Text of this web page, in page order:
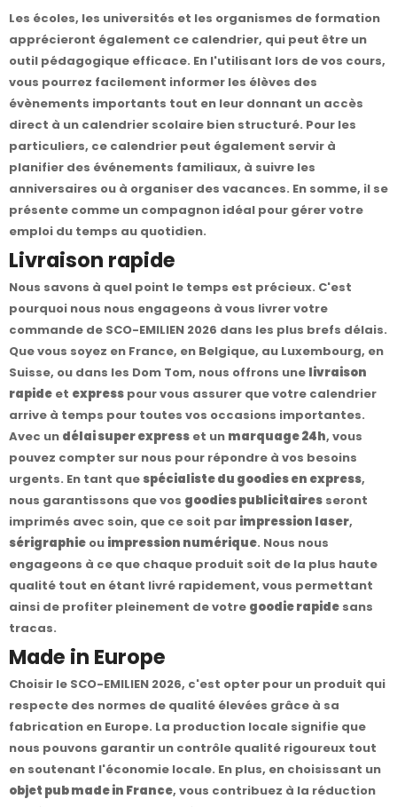
Les écoles, les universités et les organismes de formation
apprécieront également ce calendrier, qui peut être un
outil pédagogique efficace. En l'utilisant lors de vos cours,
vous pourrez facilement informer les élèves des
évènements importants tout en leur donnant un accès
direct à un calendrier scolaire bien structuré. Pour les
particuliers, ce calendrier peut également servir à
planifier des événements familiaux, à suivre les
anniversaires ou à organiser des vacances. En somme, il se
présente comme un compagnon idéal pour gérer votre
emploi du temps au quotidien.
Livraison rapide
Nous savons à quel point le temps est précieux. C'est
pourquoi nous nous engageons à vous livrer votre
commande de SCO-EMILIEN 2026 dans les plus brefs délais.
Que vous soyez en France, en Belgique, au Luxembourg, en
Suisse, ou dans les Dom Tom, nous offrons une livraison
rapide et express pour vous assurer que votre calendrier
arrive à temps pour toutes vos occasions importantes.
Avec un délai super express et un marquage 24h, vous
pouvez compter sur nous pour répondre à vos besoins
urgents. En tant quespécialiste du goodies en express,
nous garantissons que vos goodies publicitaires seront
imprimés avec soin, que ce soit par impression laser,
sérigraphie ou impression numérique. Nous nous
engageons à ce que chaque produit soit de la plus haute
qualité tout en étant livré rapidement, vous permettant
ainsi de profiter pleinement de votre goodie rapide sans
tracas.
Made in Europe
Choisir le SCO-EMILIEN 2026, c'est opter pour un produit qui
respecte des normes de qualité élevées grâce à sa
fabrication en Europe. La production locale signifie que
nous pouvons garantir un contrôle qualité rigoureux tout
en soutenant l'économie locale. En plus, en choisissant un
objet pub made in France, vous contribuez à la réduction